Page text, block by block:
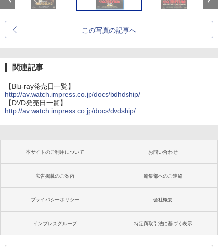
この写真の記事へ
関連記事
【Blu-ray発売日一覧】
http://av.watch.impress.co.jp/docs/bdhdship/
【DVD発売日一覧】
http://av.watch.impress.co.jp/docs/dvdship/
本サイトのご利用について お問い合わせ
広告掲載のご案内 編集部へのご連絡
プライバシーポリシー 会社概要
インプレスグループ 特定商取引法に基づく表示